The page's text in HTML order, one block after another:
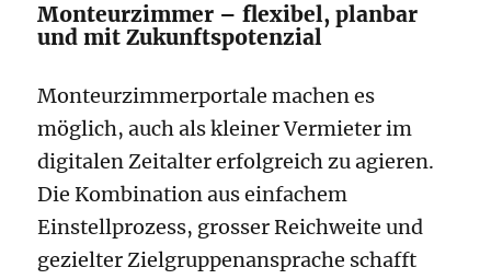
Monteurzimmer – flexibel, planbar
und mit Zukunftspotenzial
Monteurzimmerportale machen es
möglich, auch als kleiner Vermieter im
digitalen Zeitalter erfolgreich zu agieren.
Die Kombination aus einfachem
Einstellprozess, grosser Reichweite und
gezielter Zielgruppenansprache schafft